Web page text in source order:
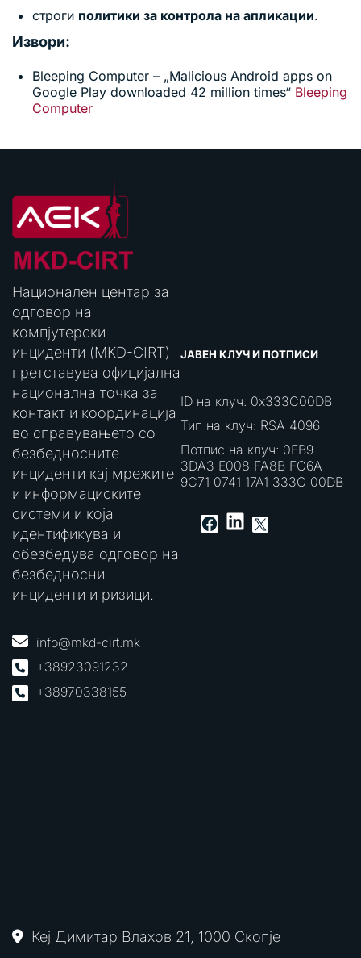
строги политики за контрола на апликации.
Извори:
Bleeping Computer – „Malicious Android apps on
Google Play downloaded 42 million times“ Bleeping
Computer
Национален центар за
одговор на
компјутерски
инциденти (MKD-CIRT)
претставува официјална
национална точка за
контакт и координација
во справувањето со
безбедносните
инциденти кај мрежите
и информациските
системи и која
идентификува и
обезбедува одговор на
безбедносни
инциденти и ризици.
info@mkd-cirt.mk
+38923091232
+38970338155
ЈАВЕН КЛУЧ И ПОТПИСИ
ID на клуч: 0x333C00DB
Тип на клуч: RSA 4096
Потпис на клуч: 0FB9
3DA3 E008 FA8B FC6A
9C71 0741 17A1 333C 00DB
Facebook
LinkedIn
X
Кеј Димитар Влахов 21, 1000 Скопје